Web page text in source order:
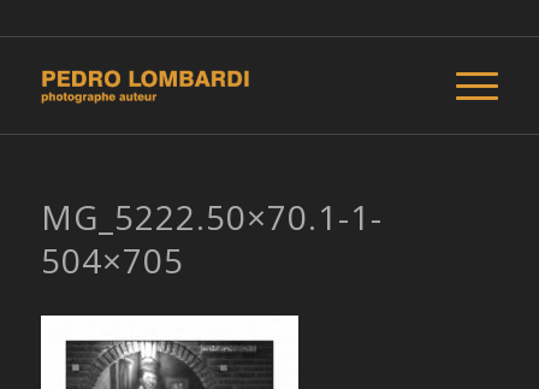
MG_5222.50×70.1-1-
504×705